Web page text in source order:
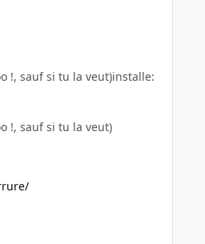
!, sauf si tu la veut)installe:
!, sauf si tu la veut)